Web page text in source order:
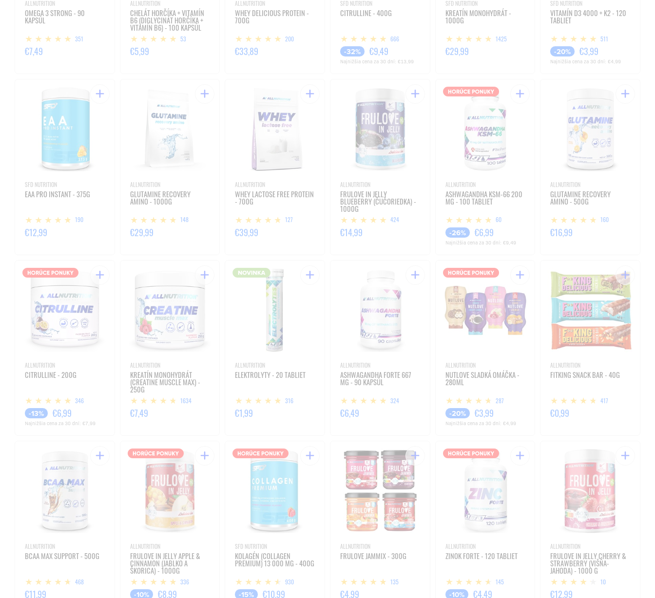
ALLNUTRITION
OMEGA 3 STRONG - 90
KAPSÚL
351
€7,49
ALLNUTRITION
CHELÁT HORČÍKA + VITAMÍN
B6 (DIGLYCINÁT HORČÍKA +
VITAMÍN B6) - 100 KAPSÚL
53
€5,99
ALLNUTRITION
WHEY DELICIOUS PROTEIN -
700G
200
€33,89
SFD NUTRITION
CITRULLINE - 400G
666
-32% €9,49
Najnižšia cena za 30 dní: €13,99
SFD NUTRITION
KREATÍN MONOHYDRÁT -
1000G
1425
€29,99
SFD NUTRITION
VITAMÍN D3 4000 + K2 - 120
TABLIET
511
-20% €3,99
Najnižšia cena za 30 dní: €4,99
SFD NUTRITION
EAA PRO INSTANT - 375G
190
€12,99
ALLNUTRITION
GLUTAMINE RECOVERY
AMINO - 1000G
148
€29,99
ALLNUTRITION
WHEY LACTOSE FREE PROTEIN
- 700G
127
€39,99
ALLNUTRITION
FRULOVE IN JELLY
BLUEBERRY (ČUČORIEDKA) -
1000G
424
€14,99
ALLNUTRITION
ASHWAGANDHA KSM-66 200
MG - 100 TABLIET
60
-26% €6,99
Najnižšia cena za 30 dní: €9,49
ALLNUTRITION
GLUTAMINE RECOVERY
AMINO - 500G
160
€16,99
ALLNUTRITION
CITRULLINE - 200G
346
-13% €6,99
Najnižšia cena za 30 dní: €7,99
ALLNUTRITION
KREATÍN MONOHYDRÁT
(CREATINE MUSCLE MAX) -
250G
1634
€7,49
ALLNUTRITION
ELEKTROLYTY - 20 TABLIET
316
€1,99
ALLNUTRITION
ASHWAGANDHA FORTE 667
MG - 90 KAPSÚL
324
€6,49
ALLNUTRITION
NUTLOVE SLADKÁ OMÁČKA -
280ML
287
-20% €3,99
Najnižšia cena za 30 dní: €4,99
ALLNUTRITION
FITKING SNACK BAR - 40G
417
€0,99
ALLNUTRITION
BCAA MAX SUPPORT - 500G
468
€11,99
ALLNUTRITION
FRULOVE IN JELLY APPLE &
CINNAMON (JABLKO A
ŠKORICA) - 1000G
336
-10% €8,99
SFD NUTRITION
KOLAGÉN (COLLAGEN
PREMIUM) 13 000 MG - 400G
930
-15% €10,99
ALLNUTRITION
FRULOVE JAMMIX - 300G
135
€4,99
ALLNUTRITION
ZINOK FORTE - 120 TABLIET
145
-10% €4,49
ALLNUTRITION
FRULOVE IN JELLY CHERRY &
STRAWBERRY (VIŠŇA-
JAHODA) - 1000 G
10
€12,99